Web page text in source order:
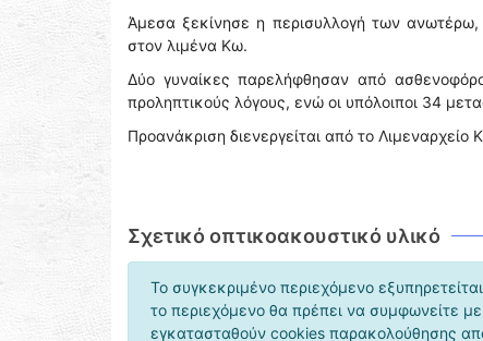
Άμεσα ξεκίνησε η περισυλλογή των
στον λιμένα Κω.
Δύο γυναίκες παρελήφθησαν από
προληπτικούς λόγους, ενώ οι υπόλοιποι 34
Προανάκριση διενεργείται από το Λιμεναρχείο
Σχετικό οπτικοακουστικό υλικό
Το συγκεκριμένο περιεχόμενο
το περιεχόμενο θα πρέπει να συμφωνείτε
εγκατασταθούν cookies παρακολούθησης